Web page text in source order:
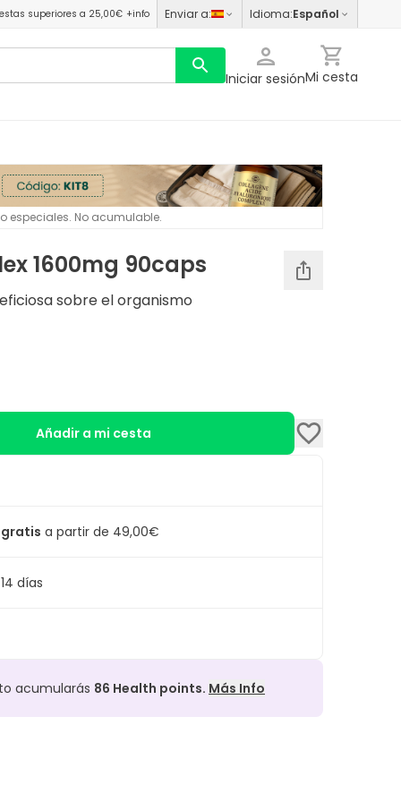
superiores a 25,00€ +info Enviar a: Idioma:Español
Iniciar sesiónMi cesta
especiales. No acumulable.
1600mg 90caps
sobre el organismo
Añadir a mi cesta
gratis a partir de 49,00€
14 días
acumularás 86 Health points. Más Info